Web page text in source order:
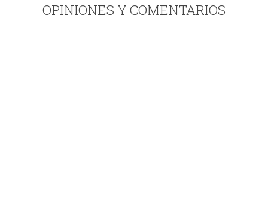
OPINIONES Y COMENTARIOS